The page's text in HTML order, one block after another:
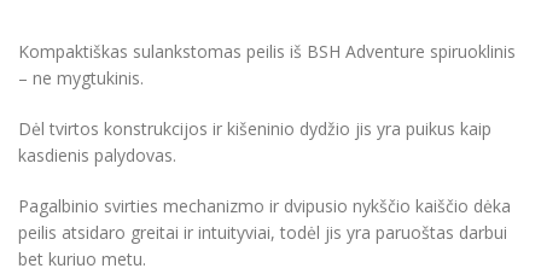
Kompaktiškas sulankstomas peilis iš BSH Adventure spiruoklinis
– ne mygtukinis.
Dėl tvirtos konstrukcijos ir kišeninio dydžio jis yra puikus kaip
kasdienis palydovas.
Pagalbinio svirties mechanizmo ir dvipusio nykščio kaiščio dėka
peilis atsidaro greitai ir intuityviai, todėl jis yra paruoštas darbui
bet kuriuo metu.